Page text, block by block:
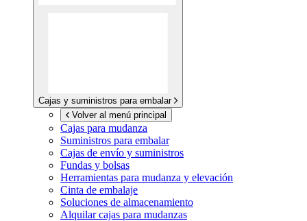
Cajas y suministros para embalar
Volver al menú principal
Cajas para mudanza
Suministros para embalar
Cajas de envío y suministros
Fundas y bolsas
Herramientas para mudanza y elevación
Cinta de embalaje
Soluciones de almacenamiento
Alquilar cajas para mudanzas